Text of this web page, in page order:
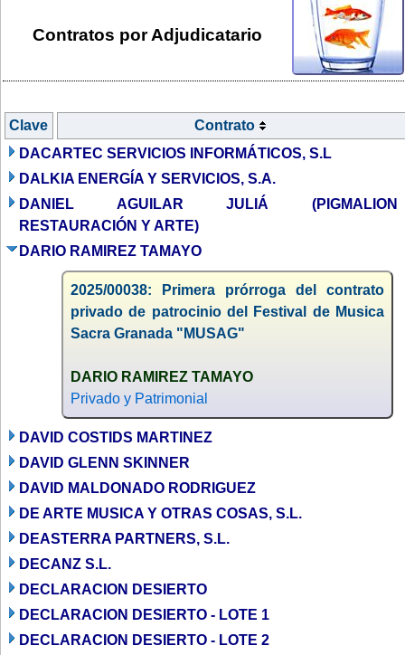
Contratos por Adjudicatario
Clave
Contrato
DACARTEC SERVICIOS INFORMÁTICOS, S.L
DALKIA ENERGÍA Y SERVICIOS, S.A.
DANIEL AGUILAR JULIÁ (PIGMALION
RESTAURACIÓN Y ARTE)
DARIO RAMIREZ TAMAYO
2025/00038: Primera prórroga del contrato
privado de patrocinio del Festival de Musica
Sacra Granada "MUSAG"
DARIO RAMIREZ TAMAYO
Privado y Patrimonial
DAVID COSTIDS MARTINEZ
DAVID GLENN SKINNER
DAVID MALDONADO RODRIGUEZ
DE ARTE MUSICA Y OTRAS COSAS, S.L.
DEASTERRA PARTNERS, S.L.
DECANZ S.L.
DECLARACION DESIERTO
DECLARACION DESIERTO - LOTE 1
DECLARACION DESIERTO - LOTE 2